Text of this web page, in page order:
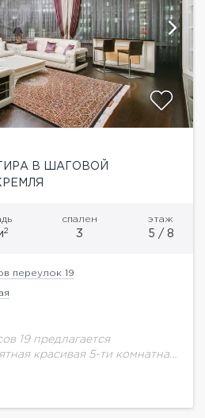
В ШАГОВОЙ
2
спален
3
этаж
5 / 8
переулок 19
19 предлагается
красивая 5-ти комнатная
индивидуальному проекту